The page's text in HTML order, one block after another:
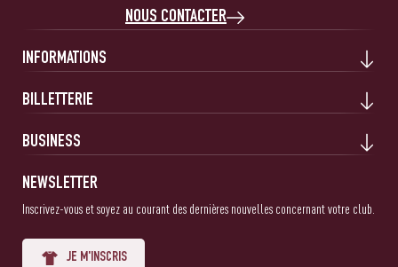
NOUS CONTACTER
INFORMATIONS
BILLETTERIE
BUSINESS
NEWSLETTER
Inscrivez-vous et soyez au courant des dernières nouvelles concernant votre club.
JE M'INSCRIS